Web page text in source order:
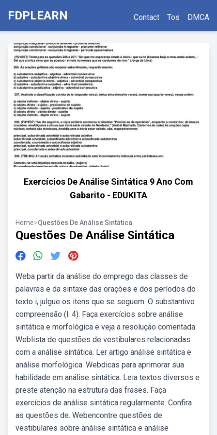
FDPLEARN Contact Tos DMCA
Exercícios De Análise Sintática 9 Ano Com
Gabarito - EDUKITA
Home>Questões De Análise Sintática
Questões De Análise Sintática
Weba partir da análise do emprego das classes de
palavras e da sintaxe das orações e dos períodos do
texto i, julgue os itens que se seguem. O substantivo
compreensão (l. 4). Faça exercícios sobre análise
sintática e morfológica e veja a resolução comentada.
Weblista de questões de vestibulares relacionadas
com a análise sintática. Ler artigo análise sintática e
análise morfológica. Webdicas para aprimorar sua
habilidade em análise sintática. Leia textos diversos e
preste atenção na estrutura das frases. Faça
exercícios de análise sintática regularmente. Confira
as questões de. Webencontre questões de
vestibulares sobre análise sintática e análise